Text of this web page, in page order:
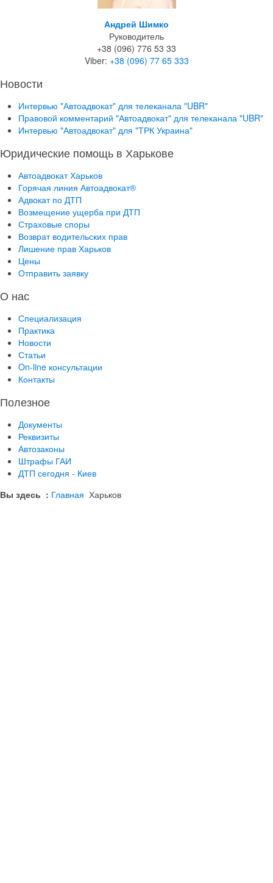
Андрей Шимко
Руководитель
+38 (096) 776 53 33
Viber: +38 (096) 77 65 333
Новости
Интервью "Автоадвокат" для телеканала "UBR"
Правовой комментарий "Автоадвокат" для телеканала "UBR"
Интервью "Автоадвокат" для "ТРК Украина"
Юридические помощь в Харькове
Автоадвокат Харьков
Горячая линия Автоадвокат®
Адвокат по ДТП
Возмещение ущерба при ДТП
Страховые споры
Возврат водительских прав
Лишение прав Харьков
Цены
Отправить заявку
О нас
Специализация
Практика
Новости
Статьи
On-line консультации
Контакты
Полезное
Документы
Реквизиты
Автозаконы
Штрафы ГАИ
ДТП сегодня - Киев
Вы здесь : Главная Харьков